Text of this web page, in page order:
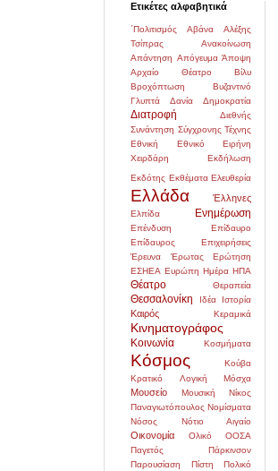
Ετικέτες αλφαβητικά
΄Πολιτισμός Αβάνα
Αλέξης
Τσίπρας
Ανακοίνωση
Απάντηση Απόγευμα Άποψη
Αρχαίο Θέατρο
Βίλυ
Βροχόπτωση
Βυζαντινό
Γλυπτά
Δανία Δημοκρατία
Διατροφή
Διεθνής
Συνάντηση Σύγχρονης Τέχνης
Εθνική
Εθνικό
Ειρήνη
Χειρδάρη
Εκδήλωση
Εκδότης Εκθέματα Ελευθερία
Ελλάδα Έλληνες
Ελπίδα Ενημέρωση
Επένδυση
Επίδαυρο
Επίδαυρος
Επιχειρήσεις
Έρευνα
Έρωτας
Ερώτηση
ΕΣΗΕΑ Ευρώπη Ημέρα ΗΠΑ
Θέατρο Θεραπεία
Θεσσαλονίκη Ιδέα Ιστορία
Καιρός Κεραμικά
Κινηματογράφος
Κοινωνία Κοσμήματα
Κόσμος
Κούβα
Κρατικό
Λογική Μόσχα
Μουσείο Μουσική
Νίκος
Παναγιωτόπουλος Νομίσματα
Νόσος
Νότιο Αιγαίο
Οικονομία Ολικό
ΟΟΣΑ
Παγετός
Πάρκινσον
Παρουσίαση
Πίστη
Πολικό